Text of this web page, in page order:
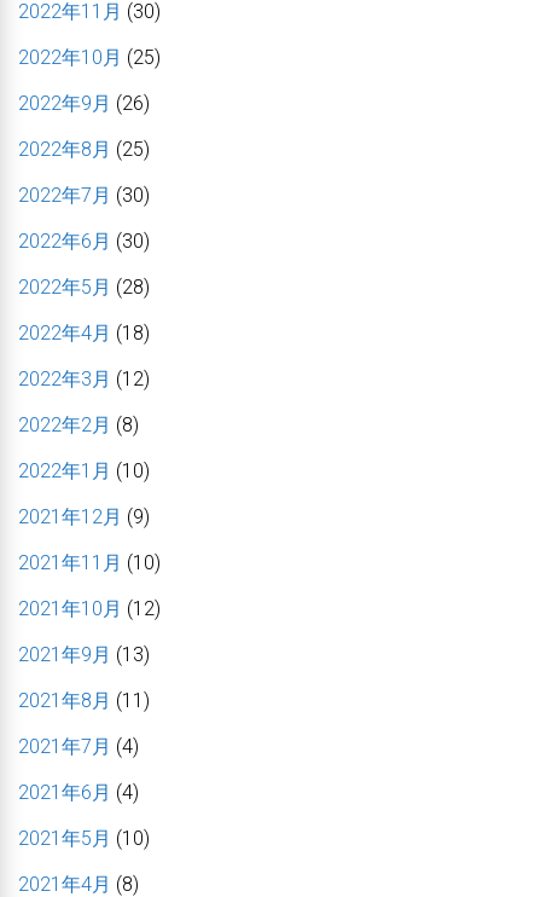
2022年11月 (30)
2022年10月 (25)
2022年9月 (26)
2022年8月 (25)
2022年7月 (30)
2022年6月 (30)
2022年5月 (28)
2022年4月 (18)
2022年3月 (12)
2022年2月 (8)
2022年1月 (10)
2021年12月 (9)
2021年11月 (10)
2021年10月 (12)
2021年9月 (13)
2021年8月 (11)
2021年7月 (4)
2021年6月 (4)
2021年5月 (10)
2021年4月 (8)